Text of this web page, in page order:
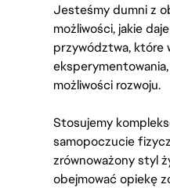
Jesteśmy dumni z
możliwości, jakie
przywództwa, które
możliwości rozwoju.
Stosujemy
samopoczucie
zrównoważony styl
obejmować opiekę